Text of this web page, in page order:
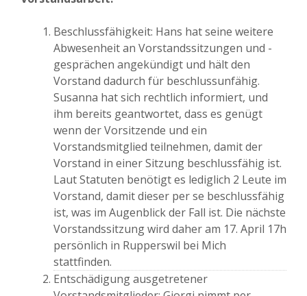
Beschlussfähigkeit: Hans hat seine weitere
Abwesenheit an Vorstandssitzungen und -
gesprächen angekündigt und hält den
Vorstand dadurch für beschlussunfähig.
Susanna hat sich rechtlich informiert, und
ihm bereits geantwortet, dass es genügt
wenn der Vorsitzende und ein
Vorstandsmitglied teilnehmen, damit der
Vorstand in einer Sitzung beschlussfähig ist.
Laut Statuten benötigt es lediglich 2 Leute im
Vorstand, damit dieser per se beschlussfähig
ist, was im Augenblick der Fall ist. Die nächste
Vorstandssitzung wird daher am 17. April 17h
persönlich in Rupperswil bei Mich
stattfinden.
Entschädigung ausgetretener